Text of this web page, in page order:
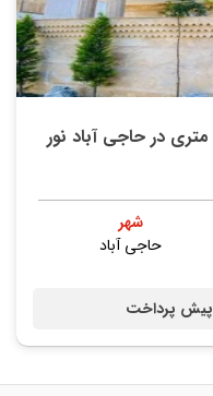
شهر
حاجی آباد
پیش پرداخت